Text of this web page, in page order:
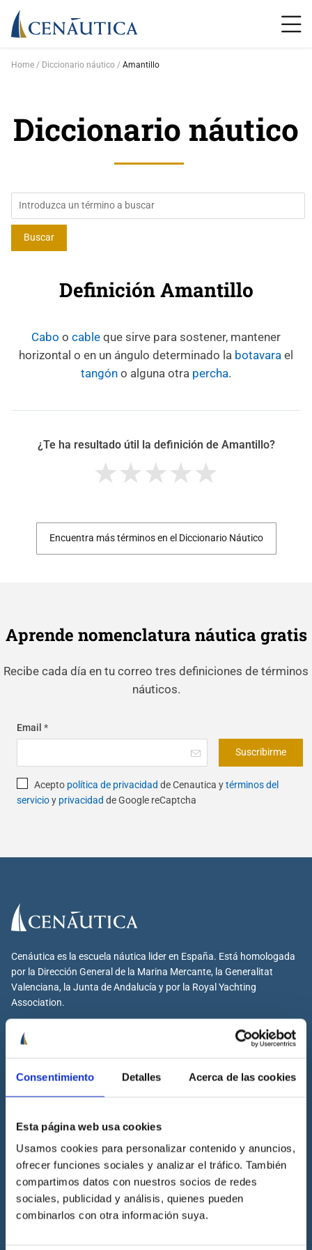
Consentimiento Detalles Acerca de las cookies
Esta página web usa cookies
Usamos cookies para personalizar contenido y anuncios,
ofrecer funciones sociales y analizar el tráfico. También
compartimos datos con nuestros socios de redes
sociales, publicidad y análisis, quienes pueden
combinarlos con otra información suya.
Home Diccionario náutico Amantillo
Diccionario náutico
Definición Amantillo
Cabo o cable que sirve para sostener, mantener
horizontal o en un ángulo determinado la botavara el
tangón o alguna otra percha.
¿Te ha resultado útil la definición de Amantillo?
Encuentra más términos en el Diccionario Náutico
Aprende nomenclatura náutica gratis
Recibe cada día en tu correo tres definiciones de términos
náuticos.
Email *
Suscribirme
Acepto política de privacidad de Cenautica ytérminos del
servicioy privacidad de Google reCaptcha
Cenáutica es la escuela náutica lider en España. Está homologada
por la Dirección General de la Marina Mercante, la Generalitat
Valenciana, la Junta de Andalucía y por la Royal Yachting
Association.
Cenáutica
Escuela náutica virtual
Contacta con Cenáutica
Historia de Cenáutica
Trabaja con Cenáutica
Sala de prensa